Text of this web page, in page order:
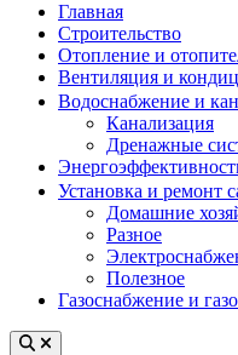
Главная
Строительство
Отопление и
Вентиляция и
Водоснабжение и
Канализация
Дренажные
Установка и ремонт
Домашние
Разное
Полезное
Газоснабжение и